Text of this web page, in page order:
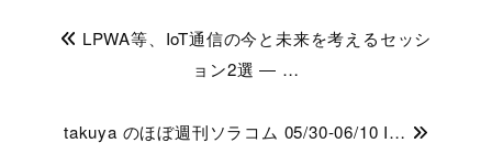
LPWA等、IoT通信の今と未来を考えるセッシ
ョン2選 ― …
takuya のほぼ週刊ソラコム 05/30-06/10 I…